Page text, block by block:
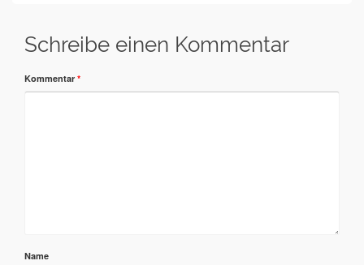
Schreibe einen Kommentar
Kommentar *
Name